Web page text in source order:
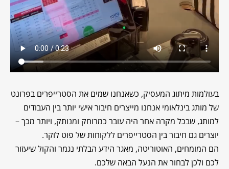
בעולמות מיתוג המעסיק, כשאנחנו שמים את הסטרייפרים בפרונט
של מותג בינלאומי אנחנו מייצרים חיבור אישי יותר בין העבודים
למותג, שבכל מקרה אחר היה עובר כמרוחק ומנותק, ויותר מכך –
יוצרים גם חיבור בין הסטרייפרים ללקוחות של פוט לוקר.
הם המומחים, האוטוריטה, מאגר הידע הבלתי נגמר והקול שיעזור
לכם ולכן לבחור את הנעל הבאה שלכם.